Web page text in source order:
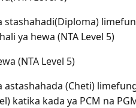
stashahadi(Diploma)
ya hewa (NTA Level 5)
(NTA Level 5)
astashahada (Cheti)
katika kada ya PCM na